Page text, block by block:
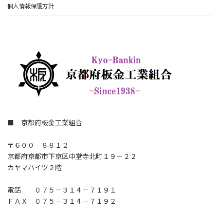
個人情報保護方針
■ 京都府板金工業組合
〒６００－８８１２
京都府京都市下京区中堂寺北町１９－２２
カヤマハイツ２階
電話 ０７５－３１４－７１９１
ＦＡＸ ０７５－３１４－７１９２